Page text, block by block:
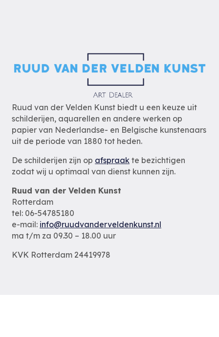
Ruud van der Velden Kunst biedt u een keuze uit
schilderijen, aquarellen en andere werken op
papier van Nederlandse- en Belgische kunstenaars
uit de periode van 1880 tot heden.
De schilderijen zijn op afspraak te bezichtigen
zodat wij u optimaal van dienst kunnen zijn.
Ruud van der Velden Kunst
Rotterdam
tel: 06-54785180
e-mail: info@ruudvanderveldenkunst.nl
ma t/m za 09.30 – 18.00 uur
KVK Rotterdam 24419978